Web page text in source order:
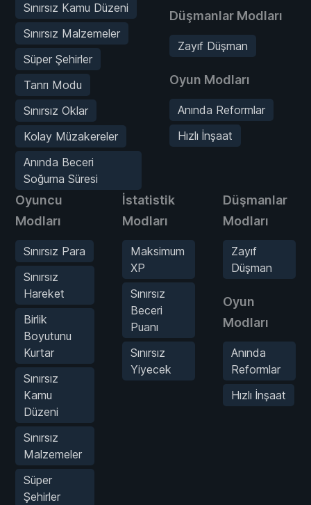
Sınırsız Kamu Düzeni
Sınırsız Malzemeler
Süper Şehirler
Tanrı Modu
Sınırsız Oklar
Kolay Müzakereler
Anında Beceri
Soğuma Süresi
Düşmanlar Modları
Zayıf Düşman
Oyun Modları
Anında Reformlar
Hızlı İnşaat
Oyuncu
Modları
Sınırsız Para
Sınırsız
Hareket
Birlik
Boyutunu
Kurtar
Sınırsız
Kamu
Düzeni
Sınırsız
Malzemeler
Süper
Şehirler
İstatistik
Modları
Maksimum
XP
Sınırsız
Beceri
Puanı
Sınırsız
Yiyecek
Düşmanlar
Modları
Zayıf
Düşman
Oyun
Modları
Anında
Reformlar
Hızlı İnşaat